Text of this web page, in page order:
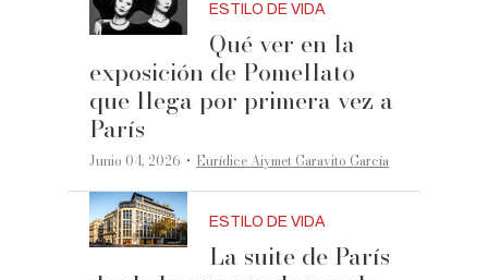
ESTILO DE VIDA
Qué ver en la
exposición de Pomellato
que llega por primera vez a
París
Junio 04, 2026 ·Eurídice Aiymet Garavito García
ESTILO DE VIDA
La suite de París